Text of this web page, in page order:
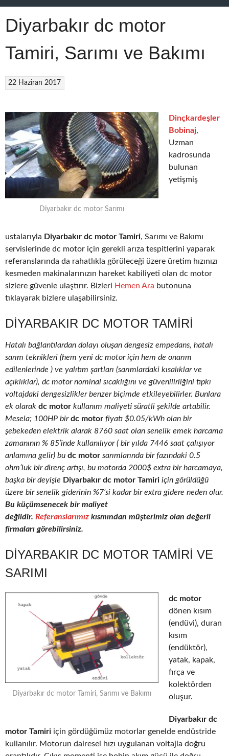
Diyarbakır dc motor
Tamiri, Sarımı ve Bakımı
22 Haziran 2017
Diyarbakır dc motor Sarımı
Dinçkardeşler
Bobinaj,
Uzman
kadrosunda
bulunan
yetişmiş
ustalarıyla Diyarbakır dc motor Tamiri, Sarımı ve Bakımı
servislerinde dc motor için gerekli arıza tespitlerini yaparak
referanslarında da rahatlıkla görüleceği üzere üretim hızınızı
kesmeden makinalarınızın hareket kabiliyeti olan dc motor
sizlere güvenle ulaştırır. Bizleri Hemen Ara butonuna
tıklayarak bizlere ulaşabilirsiniz.
DIYARBAKIR DC MOTOR TAMIRI
Hatalı bağlantılardan dolayı oluşan dengesiz empedans, hatalı
sarım teknikleri (hem yeni dc motor için hem de onarım
edilenlerinde ) ve yalıtım şartları (sarımlardaki kısalıklar ve
açıklıklar), dc motor nominal sıcaklığını ve güvenilirliğini tıpkı
voltajdaki dengesizlikler benzer biçimde etkileyebilirler. Bunlara
ek olarak dc motor kullanım maliyeti süratli şekilde artabilir.
Mesela; 100HP birdc motor fiyatı $0.05/kWh olan bir
şebekeden elektrik alarak 8760 saat olan senelik emek harcama
zamanının % 85’inde kullanılıyor ( bir yılda 7446 saat çalışıyor
anlamına gelir) bu dc motor sarımlarında bir fazındaki 0.5
ohm’luk bir direnç artışı, bu motorda 2000$ extra bir harcamaya,
başka bir deyişle Diyarbakır dc motor Tamiri için görüldüğü
üzere bir senelik giderinin %7’si kadar bir extra gidere neden olur.
Bu küçümsenecek bir maliyet
değildir. Referanslarımız kısmından müşterimiz olan değerli
firmaları görebilirsiniz.
DIYARBAKIR DC MOTOR TAMIRI VE
SARIMI
Diyarbakır dc motor Tamiri, Sarımı ve Bakımı
dc motor
dönen kısım
(endüvi), duran
kısım
(endüktör),
yatak, kapak,
fırça ve
kolektörden
oluşur.
Diyarbakır dc
motor Tamiri için gördüğümüz motorlar genelde endüstride
kullanılır. Motorun dairesel hızı uygulanan voltajla doğru